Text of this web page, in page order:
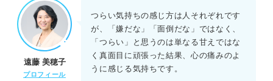
⑥社内のキャリアパスを知って長期的な目
線を持つ
⑦視野を広げるために転職を検討してみる
遠藤 美穂子
プロフィール
つらい気持ちの感じ方は人それぞれです
が、「嫌だな」「面倒だな」ではなく、
「つらい」と思うのは単なる甘えではな
く真面目に頑張った結果、心の痛みのよ
うに感じる気持ちです。
③顧客と良好な関係が築けない
④努力しているのに成果が出せない
⑤ミスを繰り返してしまう